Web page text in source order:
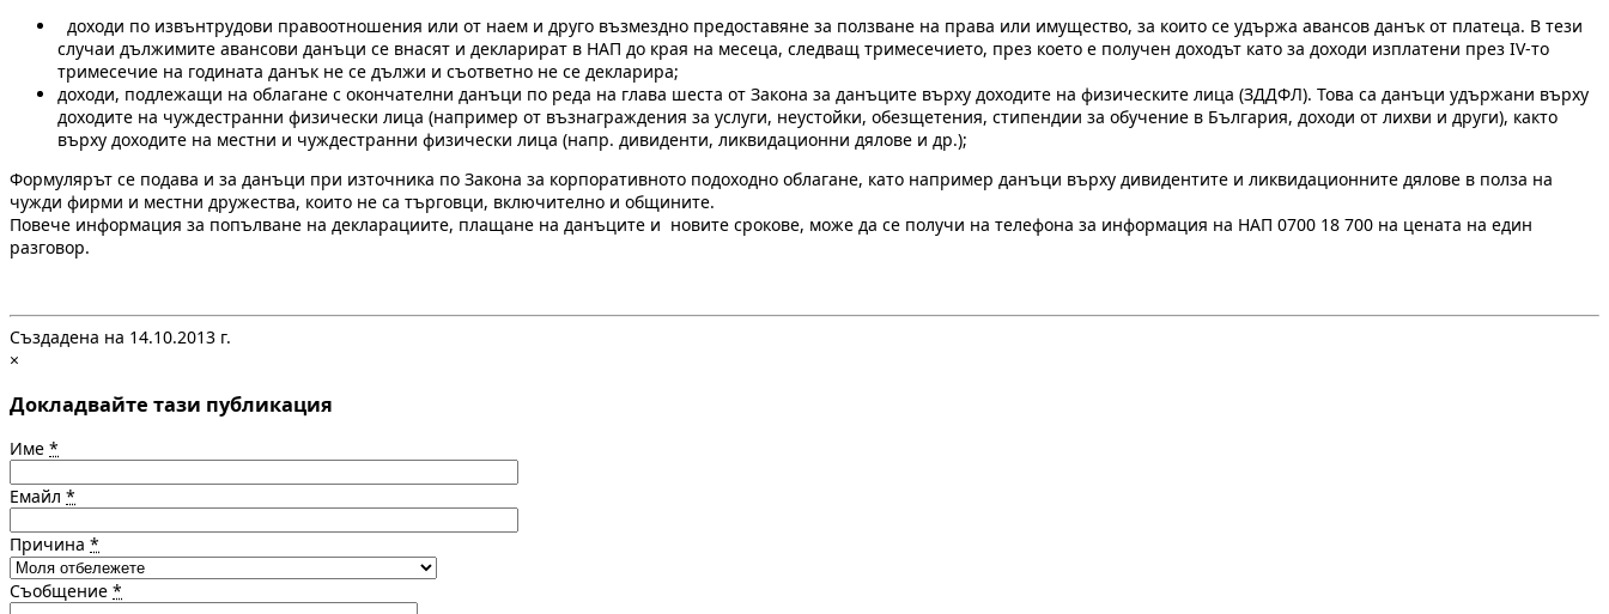
доходи по извънтрудови правоотношения или от наем и друго възмездно предоставяне за ползване на права или имущество, за които се удържа авансов данък от платеца. В тези
случаи дължимите авансови данъци се внасят и декларират в НАП до края на месеца, следващ тримесечието, през което е получен доходът като за доходи изплатени през ІV-то
тримесечие на годината данък не се дължи и съответно не се декларира;
доходи, подлежащи на облагане с окончателни данъци по реда на глава шеста от Закона за данъците върху доходите на физическите лица (ЗДДФЛ). Това са данъци удържани върху
доходите на чуждестранни физически лица (например от възнаграждения за услуги, неустойки, обезщетения, стипендии за обучение в България, доходи от лихви и други), както
върху доходите на местни и чуждестранни физически лица (напр. дивиденти, ликвидационни дялове и др.);
Формулярът се подава и за данъци при източника по Закона за корпоративното подоходно облагане, като например данъци върху дивидентите и ликвидационните дялове в полза на
чужди фирми и местни дружества, които не са търговци, включително и общините.
Повече информация за попълване на декларациите, плащане на данъците и новите срокове, може да се получи на телефона за информация на НАП 0700 18 700 на цената на един
разговор.
Създадена на 14.10.2013 г.
×
Докладвайте тази публикация
Име *
Емайл *
Причина *
Съобщение *